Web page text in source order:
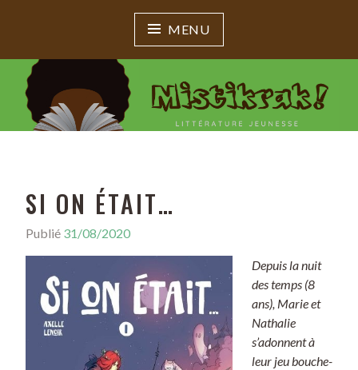
MENU
MISTIKRAK !
Littérature jeunesse
SI ON ÉTAIT…
Publié 31/08/2020
a
M
s
t
Depuis la nuit
des temps (8
ans), Marie et
Nathalie
s’adonnent à
leur jeu bouche-